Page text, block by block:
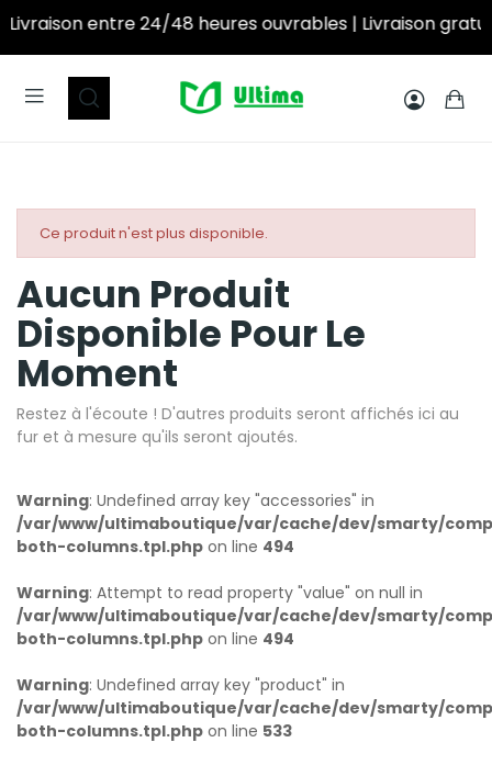
entre 24/48 heures ouvrables | Livraison gratuite à
Ce produit n'est plus disponible.
Aucun Produit
Disponible Pour Le
Moment
Restez à l'écoute ! D'autres produits seront affichés ici au
fur et à mesure qu'ils seront ajoutés.
Warning: Undefined array key "accessories" in
/var/www/ultimaboutique/var/cache/dev/smarty/
both-columns.tpl.php on line 494
Warning: Attempt to read property "value" on null in
/var/www/ultimaboutique/var/cache/dev/smarty/
both-columns.tpl.php on line 494
Warning: Undefined array key "product" in
/var/www/ultimaboutique/var/cache/dev/smarty/
both-columns.tpl.php on line 533